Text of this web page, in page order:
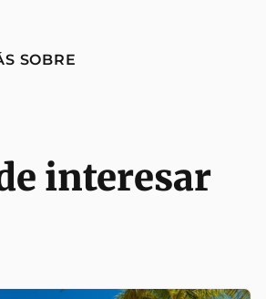
SOBRE
interesar